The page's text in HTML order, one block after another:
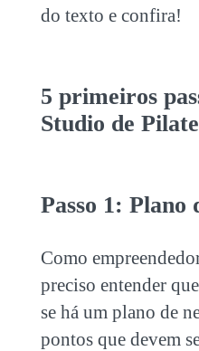
do texto e confira!
5 primeiros
Studio de
Passo 1: Plano
Como
preciso entender
se há um plano de
pontos que devem